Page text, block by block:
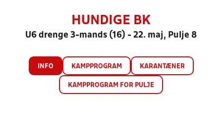
HUNDIGE BK
U6 drenge 3-mands (16) - 22. maj, Pulje 8
INFO KAMPPROGRAM KARANTÆNER
KAMPPROGRAM FOR PULJE